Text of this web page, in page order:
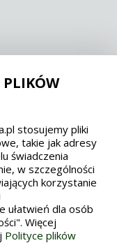
oraz W3C
EAA/EN 301549
PLIKÓW
stosujemy pliki
takie jak adresy
świadczenia
w szczególności
korzystanie
ułatwień dla osób
Więcej
Polityce plików